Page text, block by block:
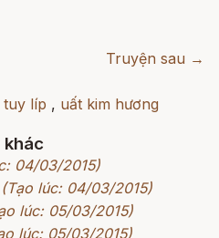
Truyện sau →
tuy líp , uất kim hương
04/03/2015)
(Tạo lúc: 04/03/2015)
lúc: 05/03/2015)
lúc: 05/03/2015)